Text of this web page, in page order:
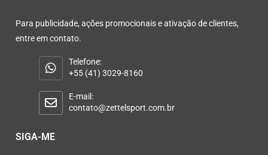
Para publicidade, ações promocionais e ativação de clientes,
entre em contato.
Telefone:
+55 (41) 3029-8160
E-mail:
contato@zettelsport.com.br
SIGA-ME